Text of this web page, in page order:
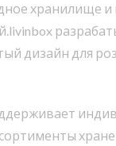
хранилище
дизайн для